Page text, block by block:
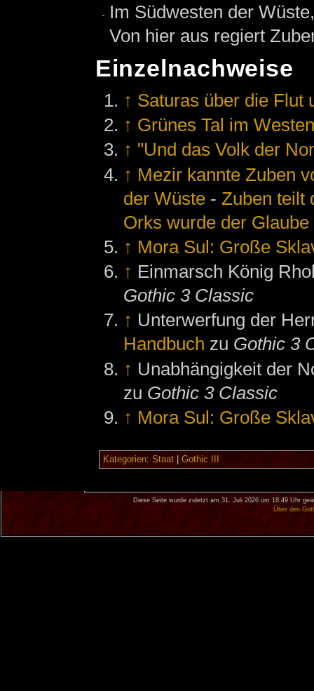
Im Südwesten der
Von hier aus regiert
Einzelnachweise
↑ Saturas über die Flut
↑ Grünes Tal im
↑ "Und das Volk der
↑ Mezir kannte Zuben
der Wüste -Zuben teilt
Orks wurde der
↑ Mora Sul: Große
↑ Einmarsch König
Gothic 3 Classic
↑ Unterwerfung der
Handbuch zu Gothic 3
↑ Unabhängigkeit der
zu Gothic 3 Classic
↑ Mora Sul: Große
Kategorien: Staat| Gothic III
Diese Seite wurde zuletzt am 31. Juli 2026 um 18:49 Uhr
Über den